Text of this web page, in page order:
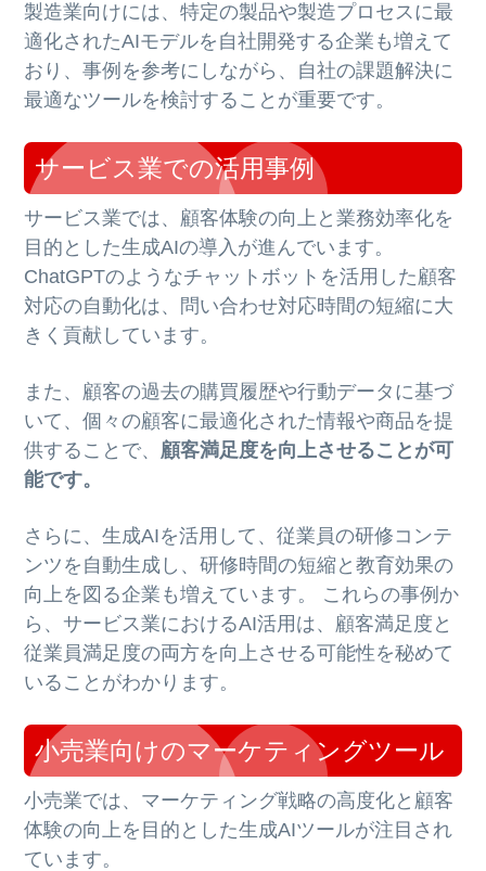
製造業向けには、特定の製品や製造プロセスに最
適化されたAIモデルを自社開発する企業も増えて
おり、事例を参考にしながら、自社の課題解決に
最適なツールを検討することが重要です。
サービス業での活用事例
サービス業では、顧客体験の向上と業務効率化を
目的とした生成AIの導入が進んでいます。
ChatGPTのようなチャットボットを活用した顧客
対応の自動化は、問い合わせ対応時間の短縮に大
きく貢献しています。
また、顧客の過去の購買履歴や行動データに基づ
いて、個々の顧客に最適化された情報や商品を提
供することで、 顧客満足度を向上させることが可
能です。
さらに、生成AIを活用して、従業員の研修コンテ
ンツを自動生成し、研修時間の短縮と教育効果の
向上を図る企業も増えています。 これらの事例か
ら、サービス業におけるAI活用は、顧客満足度と
従業員満足度の両方を向上させる可能性を秘めて
いることがわかります。
小売業向けのマーケティングツール
小売業では、マーケティング戦略の高度化と顧客
体験の向上を目的とした生成AIツールが注目され
ています。